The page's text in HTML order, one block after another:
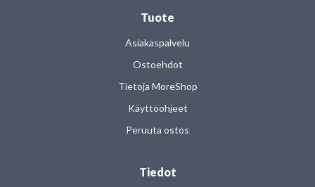
Tuote
Asiakaspalvelu
Ostoehdot
Tietoja MoreShop
Käyttöohjeet
Peruuta ostos
Tiedot